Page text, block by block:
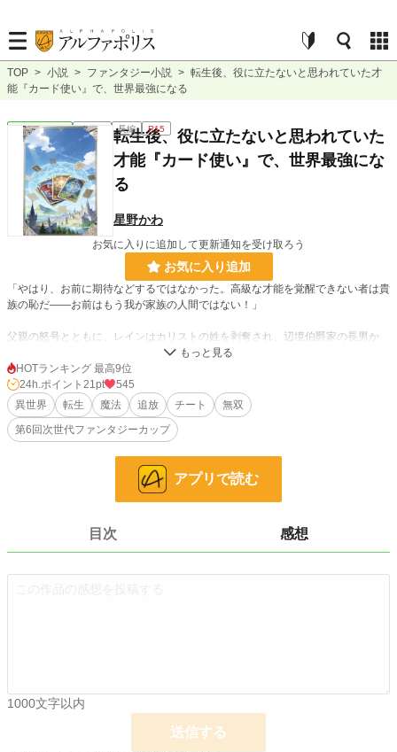
TOP > 小説 > ファンタジー小説 > 転生後、役に立たないと思われていた才
能『カード使い』で、世界最強になる
ファンタジー 連載中 長編 R15
転生後、役に立たないと思われていた
才能『カード使い』で、世界最強にな
る
星野かわ
お気に入りに追加して更新通知を受け取ろう
お気に入り追加
「やはり、お前に期待などするではなかった。高級な才能を覚醒できない者は貴
族の恥だ——お前はもう我が家族の人間ではない！」
父親の怒号とともに、レインはカリストの姓を剥奪され、辺境伯爵家の長男か
ら、一夜にして住む場所さえ持たない平民へと転落した。
——この世界では、強力な「ギフト」を覚醒した者だけが、家督を継ぎ、貴族の
栄光を維持する資格を持つ。そしてレインが成人式で得たものは、誰も聞いたこ
とがない奇妙なギフト——『カード使い』だった。
そのいわゆる「ギフト」とは、ただの半透明の画面で、灰色のボタンと冷たい文
り出された。
HOTランキング 最高9位
24h.ポイント 21pt
545
異世界
転生 魔法 追放 チート
無双
第6回次世代ファンタジーカップ
アプリで読む
目次 感想
1000文字以内
送信する